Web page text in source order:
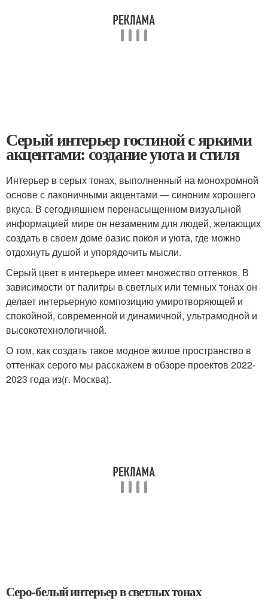
Серый интерьер гостиной с яркими
акцентами: создание уюта и стиля
Интерьер в серых тонах, выполненный на монохромной
основе с лаконичными акцентами — синоним хорошего
вкуса. В сегодняшнем перенасыщенном визуальной
информацией мире он незаменим для людей, желающих
создать в своем доме оазис покоя и уюта, где можно
отдохнуть душой и упорядочить мысли.
Серый цвет в интерьере имеет множество оттенков. В
зависимости от палитры в светлых или темных тонах он
делает интерьерную композицию умиротворяющей и
спокойной, современной и динамичной, ультрамодной и
высокотехнологичной.
О том, как создать такое модное жилое пространство в
оттенках серого мы расскажем в обзоре проектов 2022-
2023 года из(г. Москва).
Серо-белый интерьер в светлых тонах